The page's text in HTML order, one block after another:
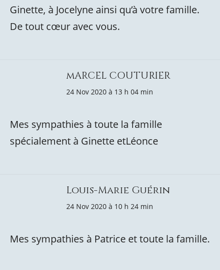
Ginette, à Jocelyne ainsi qu’à votre famille.
De tout cœur avec vous.
mARCEL COUTURIER
24 Nov 2020 à 13 h 04 min
Mes sympathies à toute la famille
spécialement à Ginette etLéonce
Louis-Marie Guérin
24 Nov 2020 à 10 h 24 min
Mes sympathies à Patrice et toute la famille.